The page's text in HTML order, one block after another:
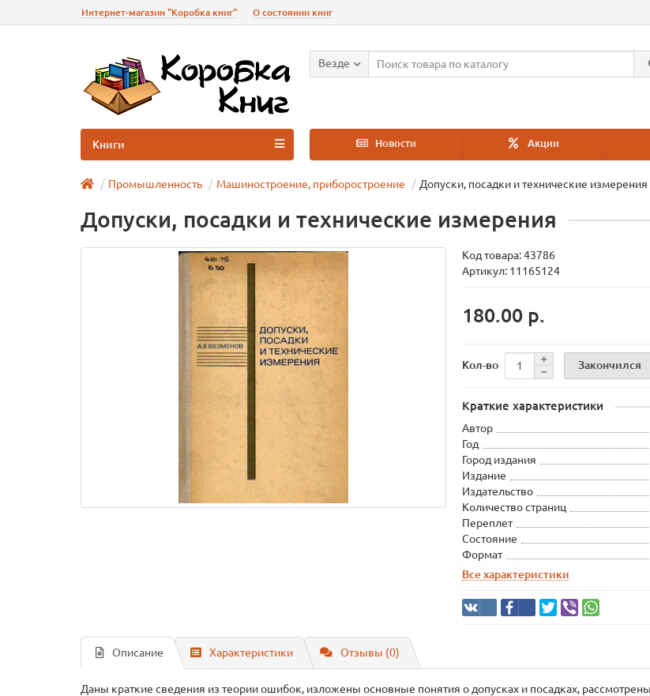
Интернет-магазин "Коробка книг" О состоянии книг
Везде
Новости Акции
Книги
Промышленность Машиностроение, приборостроение Допуски, посадки и технические измерения
Допуски, посадки и технические измерения
Код товара:43786
Артикул: 11165124
180.00 р.
Кол-во Закончился
Краткие характеристики
Автор
Год
Город издания
Издание
Издательство
Количество страниц
Переплет
Состояние
Формат
Все характеристики
Описание Характеристики Отзывы (0)
Даны краткие сведения из теории ошибок, изложены основные понятия о допусках и посадках,